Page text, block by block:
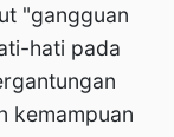
"gangguan
hati pada
kemampuan